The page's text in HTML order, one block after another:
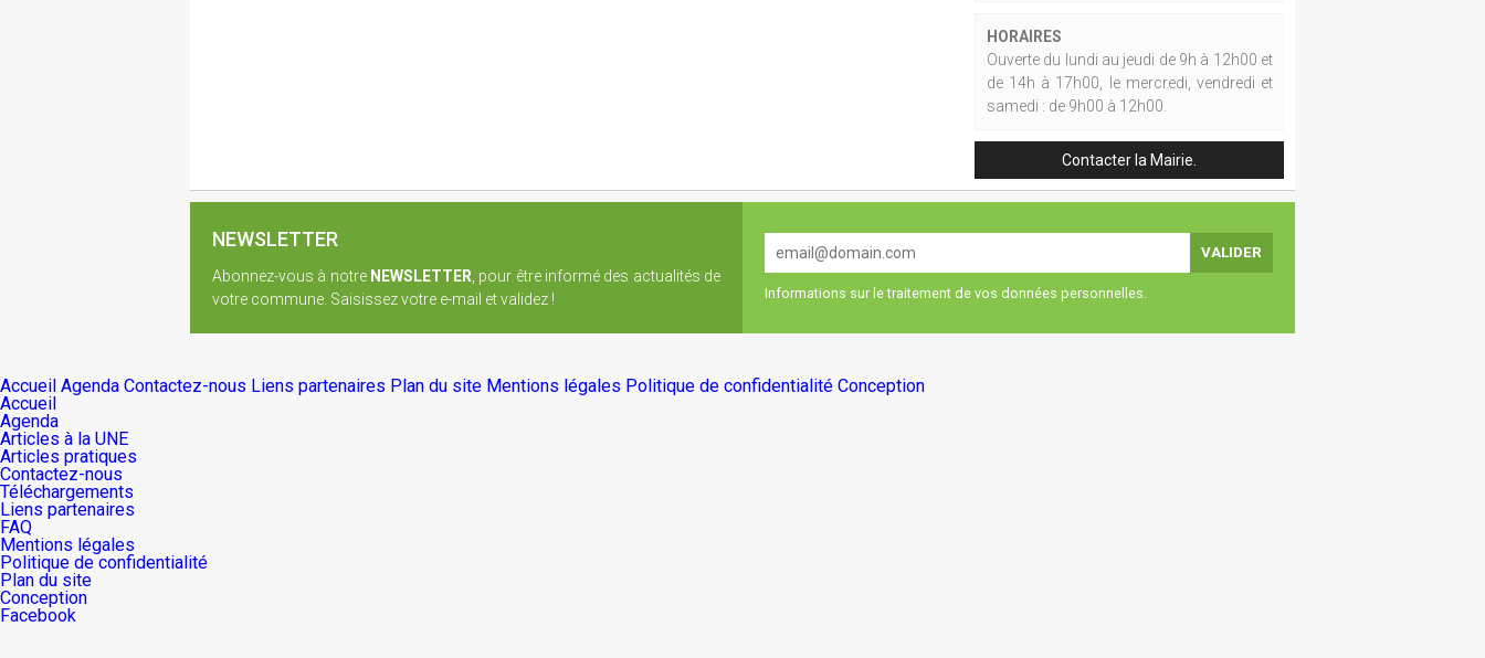
HORAIRES
Ouverte du lundi au jeudi de 9h à 12h00 et
de 14h à 17h00, le mercredi, vendredi et
samedi : de 9h00 à 12h00.
Contacter la Mairie.
NEWSLETTER
Abonnez-vous à notre NEWSLETTER , pour être informé des actualités de
votre commune. Saisissez votre e-mail et validez !
Informations sur le traitement de vos données personnelles.
Accueil Agenda Contactez-nous Liens partenaires Plan du site Mentions légales Politique de confidentialité Conception
Accueil
Agenda
Articles à la UNE
Articles pratiques
Contactez-nous
Téléchargements
Liens partenaires
FAQ
Mentions légales
Politique de confidentialité
Plan du site
Conception
Facebook